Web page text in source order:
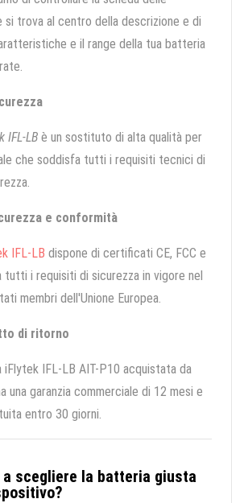
si trova al centro della descrizione e di
e il range della tua batteria
IFL-LB è un sostituto di alta qualità per
che soddisfa tutti i requisiti tecnici di
e conformità
IFL-LB dispone di certificati CE, FCC e
tutti i requisiti di sicurezza in vigore nel
membri dell'Unione Europea.
di ritorno
iFlytek IFL-LB AIT-P10 acquistata da
una garanzia commerciale di 12 mesi e
entro 30 giorni.
a scegliere la batteria giusta